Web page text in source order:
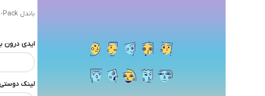
باندل Lines-Emotes-Pack
ایدی درون
لینک دوستی